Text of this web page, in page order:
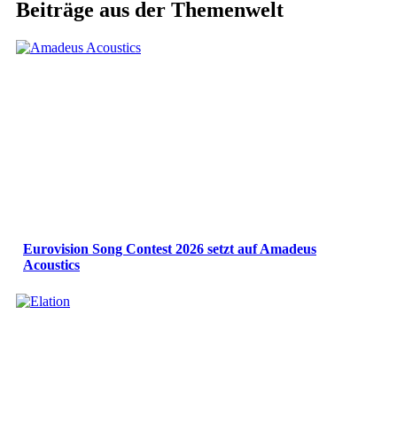
Beiträge aus der Themenwelt
Eurovision Song Contest 2026 setzt auf Amadeus
Acoustics